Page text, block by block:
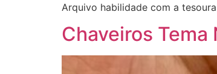
Arquivo habilidade com a
Chaveiros Tema